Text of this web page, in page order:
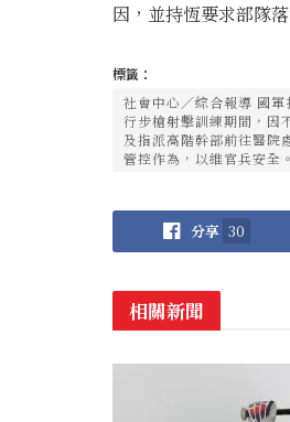
因，並持恆要求部隊
標籤：
社會中心／綜合報導 國
行步槍射擊訓練期間，因
及指派高階幹部前往醫院
管控作為，以維官兵安全。
分享 30
相關新聞